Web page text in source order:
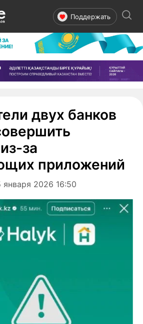
Поддержать
двух банков
за
приложений
2026 16:50